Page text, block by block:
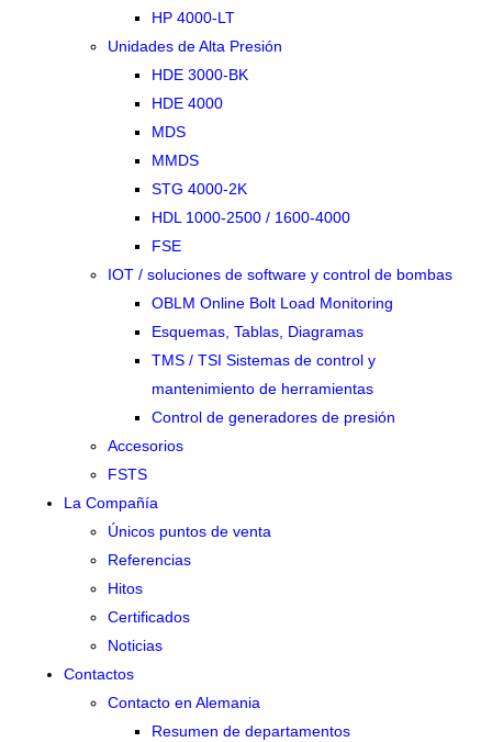
HP 4000-LT
Unidades de Alta Presión
HDE 3000-BK
HDE 4000
MDS
MMDS
STG 4000-2K
HDL 1000-2500 / 1600-4000
FSE
IOT / soluciones de software y control de bombas
OBLM Online Bolt Load Monitoring
Esquemas, Tablas, Diagramas
TMS / TSI Sistemas de control y
mantenimiento de herramientas
Control de generadores de presión
Accesorios
FSTS
La Compañía
Únicos puntos de venta
Referencias
Hitos
Certificados
Noticias
Contactos
Contacto en Alemania
Resumen de departamentos